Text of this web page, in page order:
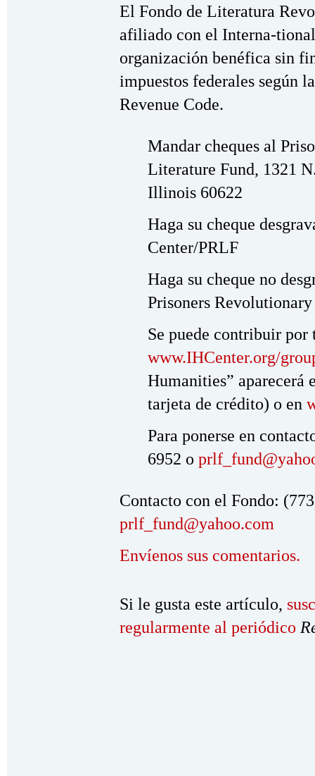
El Fondo de Literatura
afiliado con el Interna-
organización benéfica sin
impuestos federales según
Revenue Code.
Mandar cheques al
Literature Fund, 1321
Illinois 60622
Haga su cheque
Center/PRLF
Haga su cheque no
Prisoners
Se puede contribuir por
www.IHCenter.org/
Humanities” aparecerá
tarjeta de crédito) o en
Para ponerse en
6952 o
Contacto con el Fondo:
prlf_fund@yahoo.com
Envíenos sus comentarios.
Si le gusta este artículo,
regularmente al periódico